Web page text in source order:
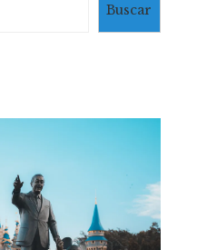
Buscar